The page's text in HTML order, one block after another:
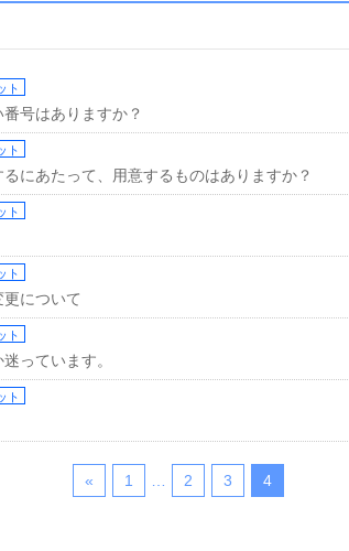
ト
番号はありますか？
ト
にあたって、用意するものはありますか？
ト
ト
更について
ト
っています。
ト
« 1 2 3 4